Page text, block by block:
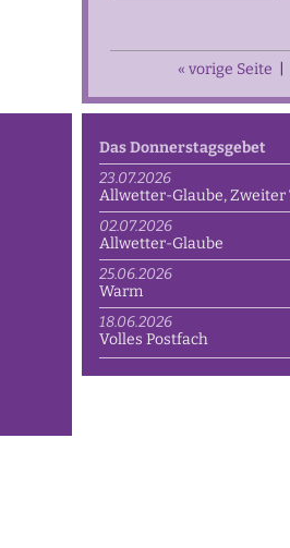
« vorige Seite
Das Donnerstagsgebet
23.07.2026
Allwetter-Glaube, Zweiter
02.07.2026
Allwetter-Glaube
25.06.2026
Warm
18.06.2026
Volles Postfach